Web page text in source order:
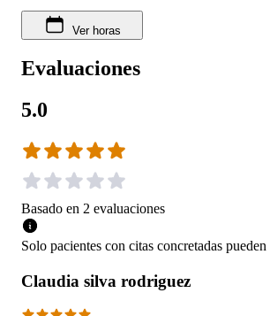
Ver horas
Evaluaciones
5.0
Basado en 2 evaluaciones
Solo pacientes con citas concretadas
Claudia silva rodriguez